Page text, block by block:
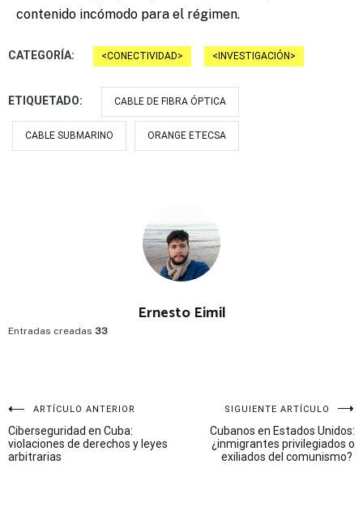
contenido incómodo para el régimen.
CATEGORÍA: CONECTIVIDAD INVESTIGACIÓN
ETIQUETADO: CABLE DE FIBRA ÓPTICA
CABLE SUBMARINO ORANGE ETECSA
Ernesto Eimil
Entradas creadas 33
Navegación
de
ARTÍCULO ANTERIOR
Ciberseguridad en Cuba:
violaciones de derechos y leyes
arbitrarias
SIGUIENTE ARTÍCULO
Cubanos en Estados Unidos:
¿inmigrantes privilegiados o
exiliados del comunismo?